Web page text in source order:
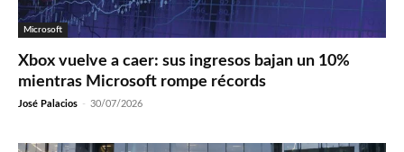
Microsoft
Xbox vuelve a caer: sus ingresos bajan un 10%
mientras Microsoft rompe récords
José Palacios - 30/07/2026